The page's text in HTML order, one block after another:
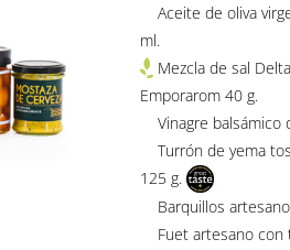
Aceite de oliva
ml.
Mezcla de sal
Emporarom 40 g.
Vinagre balsámico
Turrón de yema
125 g.
Barquillos
Fuet artesano con